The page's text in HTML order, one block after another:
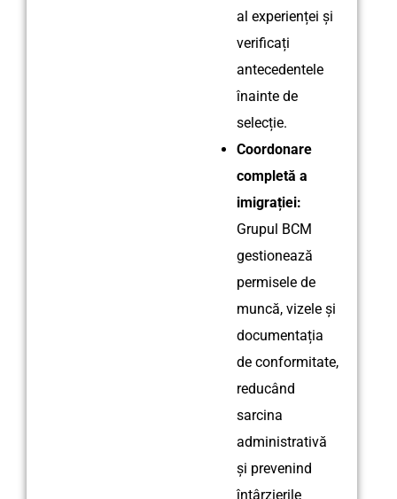
al experienței și
verificați
antecedentele
înainte de
selecție.
Coordonare
completă a
imigrației:
Grupul BCM
gestionează
permisele de
muncă, vizele și
documentația
de conformitate,
reducând
sarcina
administrativă
și prevenind
întârzierile